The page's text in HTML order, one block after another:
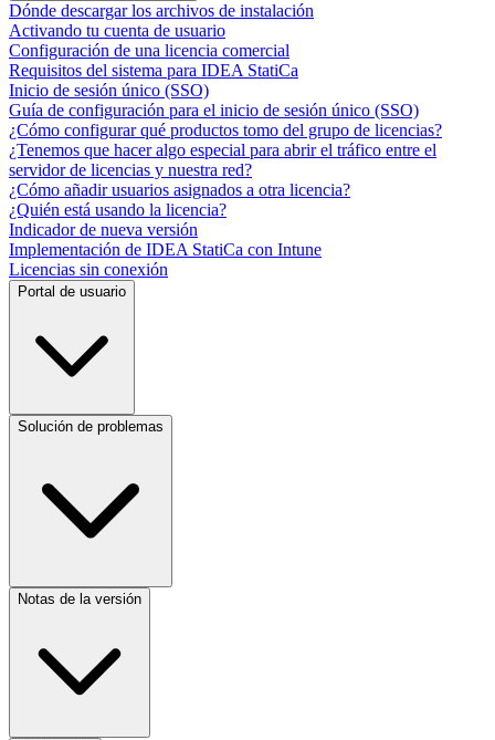
Dónde descargar los archivos de instalación
Activando tu cuenta de usuario
Configuración de una licencia comercial
Requisitos del sistema para IDEA StatiCa
Inicio de sesión único (SSO)
Guía de configuración para el inicio de sesión único (SSO)
¿Cómo configurar qué productos tomo del grupo de licencias?
¿Tenemos que hacer algo especial para abrir el tráfico entre el
servidor de licencias y nuestra red?
¿Cómo añadir usuarios asignados a otra licencia?
¿Quién está usando la licencia?
Indicador de nueva versión
Implementación de IDEA StatiCa con Intune
Licencias sin conexión
Portal de usuario
Solución de problemas
Notas de la versión